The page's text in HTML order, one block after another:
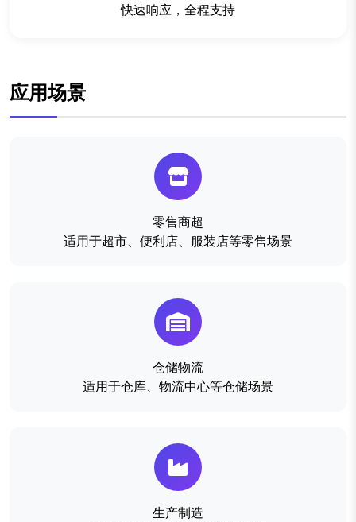
快速响应，全程支持
应用场景
零售商超
适用于超市、便利店、服装店等零售场景
仓储物流
适用于仓库、物流中心等仓储场景
生产制造